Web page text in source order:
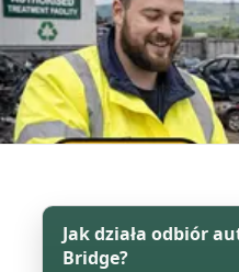
Jak działa odbiór
Bridge?